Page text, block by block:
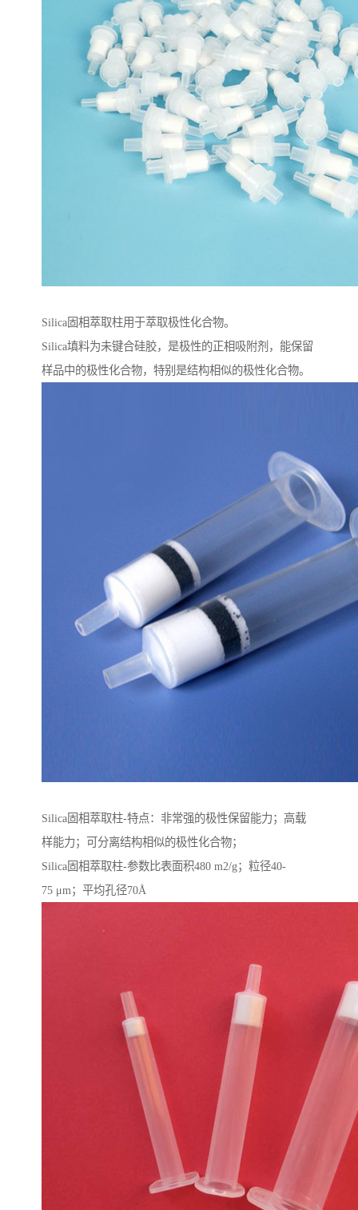
Silica固相萃取柱用于萃取极性化合物。
Silica填料为未键合硅胶，是极性的正相吸附剂，能保留
样品中的极性化合物，特别是结构相似的极性化合物。
Silica固相萃取柱-特点：非常强的极性保留能力；高载
样能力；可分离结构相似的极性化合物；
Silica固相萃取柱-参数比表面积480 m2/g；粒径40-
75 μm；平均孔径70Å